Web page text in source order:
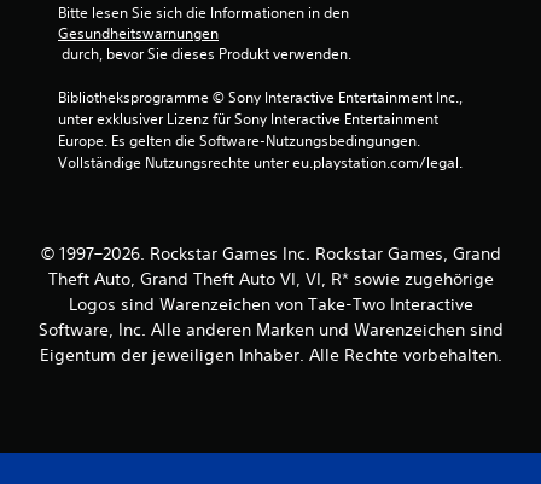
Bitte lesen Sie sich die Informationen in den
Gesundheitswarnungen
durch, bevor Sie dieses Produkt verwenden.
Bibliotheksprogramme © Sony Interactive Entertainment Inc.,
unter exklusiver Lizenz für Sony Interactive Entertainment
Europe. Es gelten die Software-Nutzungsbedingungen.
Vollständige Nutzungsrechte unter eu.playstation.com/legal.
© 1997–2026. Rockstar Games Inc. Rockstar Games, Grand
Theft Auto, Grand Theft Auto VI, VI, R* sowie zugehörige
Logos sind Warenzeichen von Take-Two Interactive
Software, Inc. Alle anderen Marken und Warenzeichen sind
Eigentum der jeweiligen Inhaber. Alle Rechte vorbehalten.